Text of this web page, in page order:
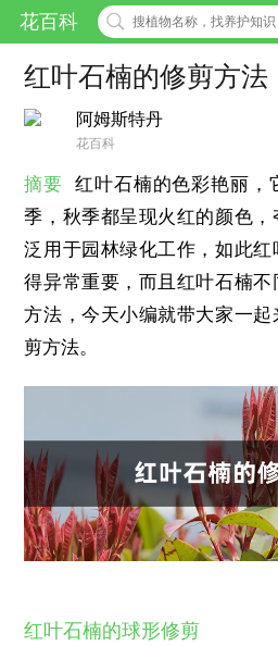
花百科
红叶石楠的修剪方法
阿姆斯特丹
花百科
摘要
红叶石楠的色彩艳丽，
季，秋季都呈现火红的颜色
泛用于园林绿化工作，如此
得异常重要，而且红叶石楠
方法，今天小编就带大家一
剪方法。
红叶石楠的球形修剪